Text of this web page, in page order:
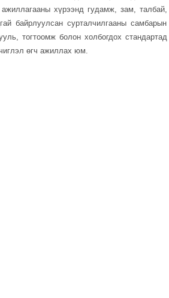
хүрээнд гудамж, зам, талбай,
байрлуулсан сурталчилгааны самбарын
тогтоомж болон холбогдох стандартад
өгч ажиллах юм.